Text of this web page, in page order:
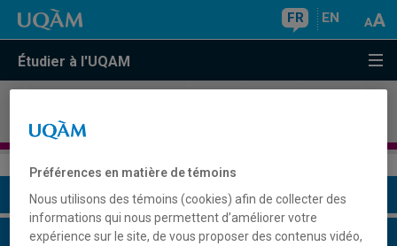
FR EN
Étudier à l'UQAM
ethniques
Présentation du programme
Conditions d'admission
Préférences en matière de témoins
Nous utilisons des témoins (cookies) afin de collecter des
informations qui nous permettent d’améliorer votre
expérience sur le site, de vous proposer des contenus vidéo,